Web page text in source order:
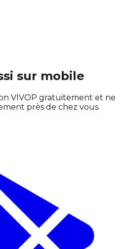
sur mobile
VIVOP gratuitement et ne
près de chez vous.